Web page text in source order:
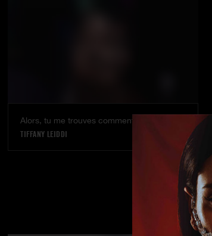
Alors, tu me trouves comment ?
TIFFANY LEIDDI